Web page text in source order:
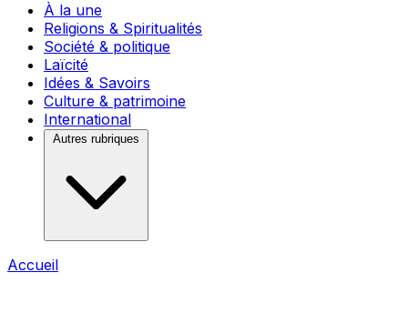
À la une
Religions & Spiritualités
Société & politique
Laïcité
Idées & Savoirs
Culture & patrimoine
International
Autres rubriques
Accueil